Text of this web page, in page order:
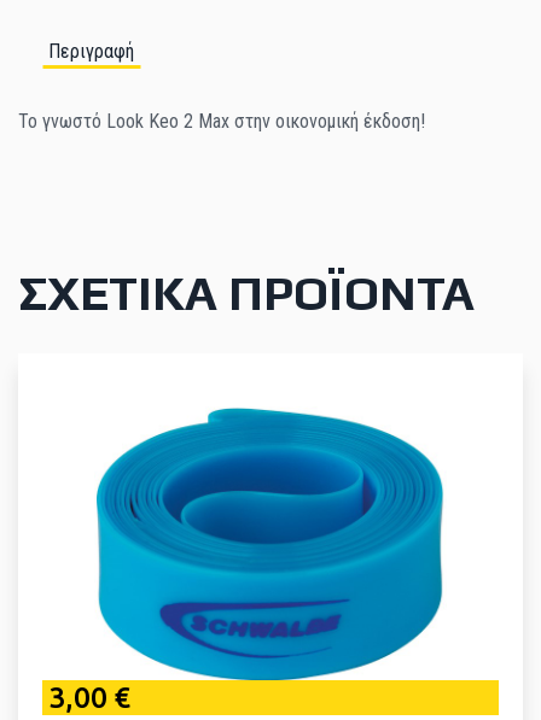
Περιγραφή
Το γνωστό Look Keo 2 Max στην οικονομική έκδοση!
ΣΧΕΤΙΚΆ ΠΡΟΪΌΝΤΑ
3,00 €